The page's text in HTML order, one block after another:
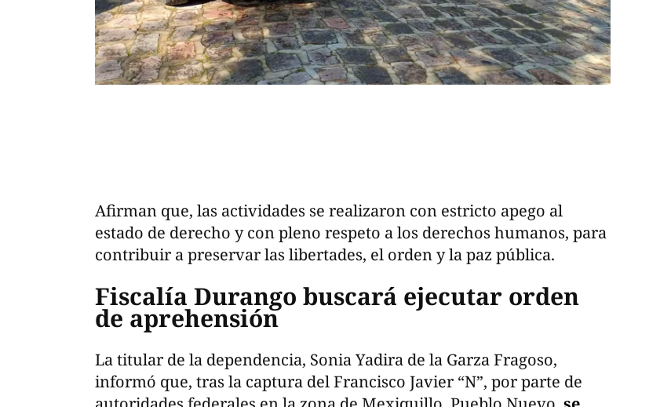
Afirman que, las actividades se realizaron con estricto apego al
estado de derecho y con pleno respeto a los derechos humanos, para
contribuir a preservar las libertades, el orden y la paz pública.
Fiscalía Durango buscará ejecutar orden
de aprehensión
La titular de la dependencia, Sonia Yadira de la Garza Fragoso,
informó que, tras la captura del Francisco Javier “N”, por parte de